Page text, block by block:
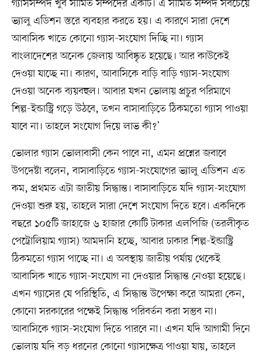
গ্যাসসম্পদ খুব সীমিত সম্পদের একটি। এ সীমিত সম্পদ সবচেয়ে
ভ্যালু এডিশন স্তরে ব্যবহার করতে হয়। এ কারণে সারা দেশে
আবাসিক খাতে কোনো গ্যাস-সংযোগ দিচ্ছি না। গ্যাস
বাংলাদেশের অনেক জেলায় আবিষ্কৃত হয়েছে। আর কাউকেই
দেওয়া যাচ্ছে না। কারণ, আবাসিকে বাড়ি বাড়ি গ্যাস-সংযোগ
দেওয়া অনেক ব্যয়বহুল। আবার যখন ভোলায় প্রচুর পরিমাণে
শিল্প-ইন্ডাস্ট্রি গড়ে উঠবে, তখন বাসাবাড়িতে ঠিকমতো গ্যাস পাওয়া
যাবে না। তাহলে সংযোগ দিয়ে লাভ কী?’
ভোলার গ্যাস ভোলাবাসী কেন পাবে না, এমন প্রশ্নের জবাবে
উপদেষ্টা বলেন, বাসাবাড়িতে গ্যাস-সংযোগের ভ্যালু এডিশন এত
কম, প্রথমত এটা জাতীয় সিদ্ধান্ত। বাসাবাড়িতে যদি গ্যাস-সংযোগ
দেওয়া শুরু হয়, তাহলে সারা দেশে সংযোগ দিতে হবে। একদিকে
বছরে ১০৫টি জাহাজে ৬ হাজার কোটি টাকার এলপিজি (তরলীকৃত
পেট্রোলিয়াম গ্যাস) আমদানি হচ্ছে, আবার ঢাকার শিল্প-ইন্ডাস্ট্রি
ঠিকমতো গ্যাস পাচ্ছে না। এ অবস্থায় জাতীয় পর্যায় থেকেই
আবাসিক খাতে গ্যাস-সংযোগ না দেওয়ার সিদ্ধান্ত নেওয়া হয়েছে।
এখন গ্যাসের যে পরিস্থিতি, এ সিদ্ধান্ত উপেক্ষা করে আমরা কেন,
কোনো সরকারের পক্ষেই সিদ্ধান্ত পরিবর্তন করা সম্ভব না।
আবাসিকে গ্যাস-সংযোগ দিতে পারবে না। এখন যদি আগামী দিনে
ভোলায় যদি বড় ধরনের কোনো গ্যাসক্ষেত্র পাওয়া যায়, তাহলে